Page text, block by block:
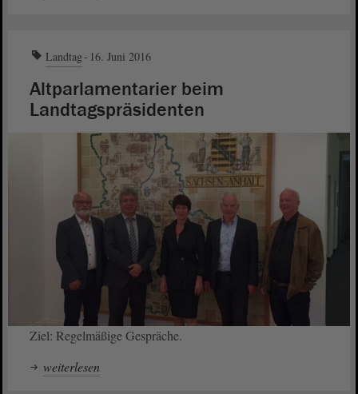
Landtag 16. Juni 2016
Altparlamentarier beim
Landtagspräsidenten
Ziel: Regelmäßige Gespräche.
weiterlesen